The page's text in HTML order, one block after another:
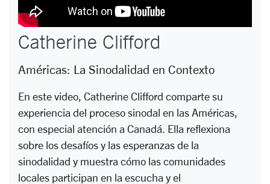
Catherine Clifford
Américas: La Sinodalidad en Contexto
En este video, Catherine Clifford comparte su
experiencia del proceso sinodal en las Américas,
con especial atención a Canadá. Ella reflexiona
sobre los desafíos y las esperanzas de la
sinodalidad y muestra cómo las comunidades
locales participan en la escucha y el